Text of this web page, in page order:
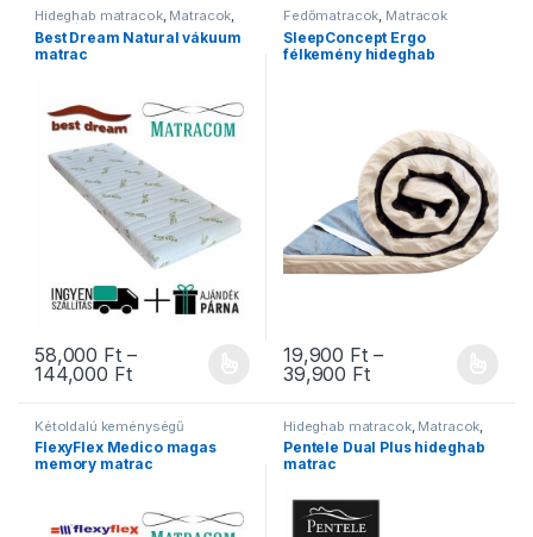
Hideghab matracok, Matracok,
Ortopéd matracok Szivacs
matracok,Vákuum matracok
Best Dream Natural vákuum
matrac
58,000 Ft –
144,000 FtÁrtartomány: 58,000 Ft - 144,000 Ft
Ennek a terméknek több variációja van. A változatok a
Fedőmatracok, Matracok
SleepConcept Ergo
félkemény hideghab
19,900 Ft –
39,900 FtÁrtartomány:
Ennek a terméknek több
Kétoldalú keménységű
matracok Matracok ,
Memóriahabos matracok,
Ortopéd matracok
matracok
FlexyFlex Medico magas
memory matrac
Hideghab matracok, Matracok
Ortopéd matracok Pentele
matracok,Szivacs matracok
Pentele Dual Plus hideghab
matrac